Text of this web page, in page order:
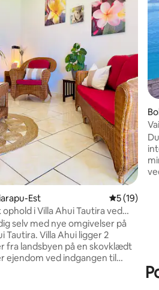
Est 5 ud af 5 i
5 (19)
ophold i Villa Ahui Tautira ved
selv med nye omgivelser på
Villa Ahui ligger 2
fra landsbyen på en skovklædt
ejendom ved indgangen til